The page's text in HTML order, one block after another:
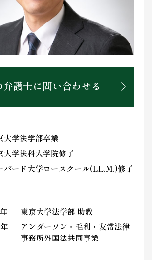
弁護士に問い合わせる
大学法学部卒業
大学法科大学院修了
バード大学ロースクール(LL.M.)修了
東京大学法学部 助教
アンダーソン・毛利・友常法律
事務所外国法共同事業